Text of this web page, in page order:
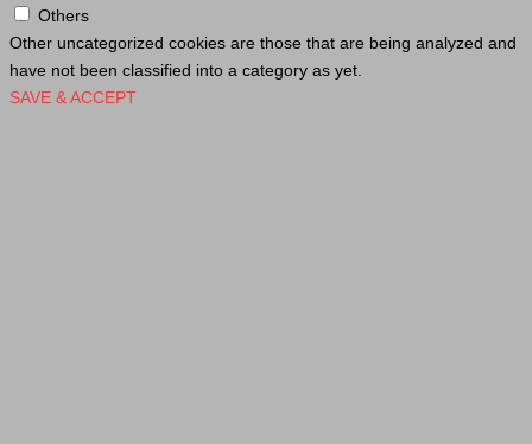
Others
Other uncategorized cookies are those that are being analyzed and
have not been classified into a category as yet.
SAVE & ACCEPT